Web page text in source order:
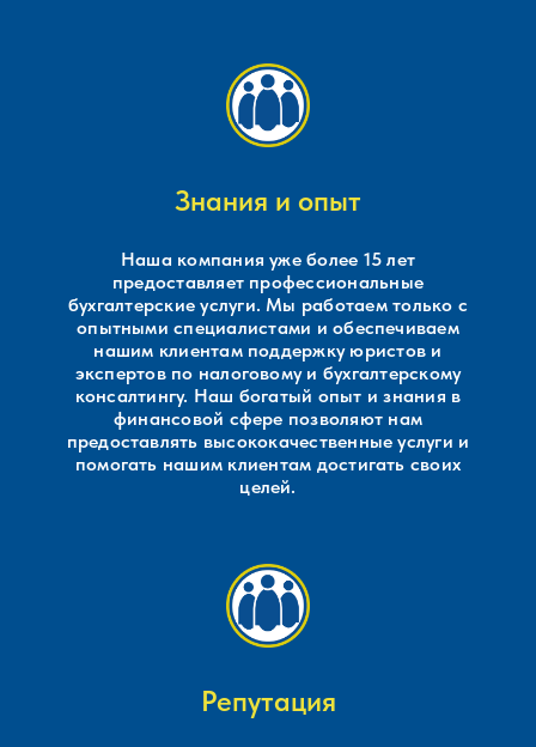
Знания и опыт
Наша компания уже более 15 лет
предоставляет профессиональные
бухгалтерские услуги. Мы работаем только с
опытными специалистами и обеспечиваем
нашим клиентам поддержку юристов и
экспертов по налоговому и бухгалтерскому
консалтингу. Наш богатый опыт и знания в
финансовой сфере позволяют нам
предоставлять высококачественные услуги и
помогать нашим клиентам достигать своих
целей.
Репутация